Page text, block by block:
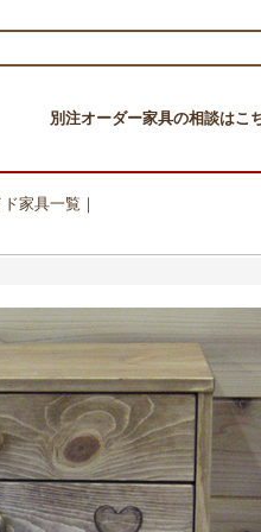
別注オーダー家具の相談はこ
家具一覧 ｜